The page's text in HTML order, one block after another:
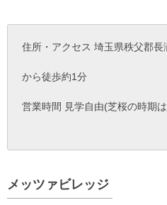
住所・アクセス 埼玉県秩父郡
から徒歩約1分
営業時間 見学自由(芝桜の時期
メッツァビレッジ